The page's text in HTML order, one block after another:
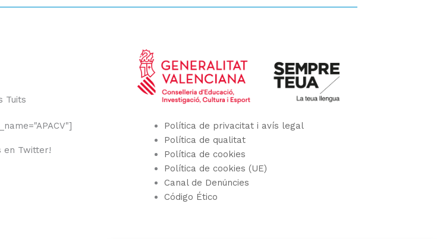
Tuits
en Twitter!
Política de privacitat i avís legal
Política de qualitat
Política de cookies
Política de cookies (UE)
Canal de Denúncies
Código Ético